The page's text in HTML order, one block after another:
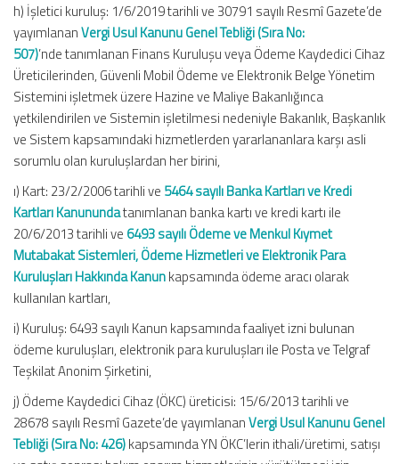
h) İşletici kuruluş: 1/6/2019 tarihli ve 30791 sayılı Resmî Gazete’de
yayımlananVergi Usul Kanunu Genel Tebliği (Sıra No:
507)’nde tanımlanan Finans Kuruluşu veya Ödeme Kaydedici Cihaz
Üreticilerinden, Güvenli Mobil Ödeme ve Elektronik Belge Yönetim
Sistemini işletmek üzere Hazine ve Maliye Bakanlığınca
yetkilendirilen ve Sistemin işletilmesi nedeniyle Bakanlık, Başkanlık
ve Sistem kapsamındaki hizmetlerden yararlananlara karşı asli
sorumlu olan kuruluşlardan her birini,
ı) Kart: 23/2/2006 tarihli ve 5464 sayılı Banka Kartları ve Kredi
Kartları Kanunundatanımlanan banka kartı ve kredi kartı ile
20/6/2013 tarihli ve 6493 sayılı Ödeme ve Menkul Kıymet
Mutabakat Sistemleri, Ödeme Hizmetleri ve Elektronik Para
Kuruluşları Hakkında Kanunkapsamında ödeme aracı olarak
kullanılan kartları,
i) Kuruluş: 6493 sayılı Kanun kapsamında faaliyet izni bulunan
ödeme kuruluşları, elektronik para kuruluşları ile Posta ve Telgraf
Teşkilat Anonim Şirketini,
j) Ödeme Kaydedici Cihaz (ÖKC) üreticisi: 15/6/2013 tarihli ve
28678 sayılı Resmî Gazete’de yayımlananVergi Usul Kanunu Genel
Tebliği (Sıra No: 426)kapsamında YN ÖKC’lerin ithali/üretimi, satışı